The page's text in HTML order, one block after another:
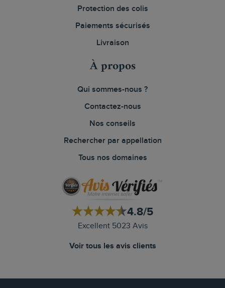
Protection des colis
Paiements sécurisés
Livraison
À propos
Qui sommes-nous ?
Contactez-nous
Nos conseils
Rechercher par appellation
Tous nos domaines
4.8/5
Excellent 5023 Avis
Voir tous les avis clients